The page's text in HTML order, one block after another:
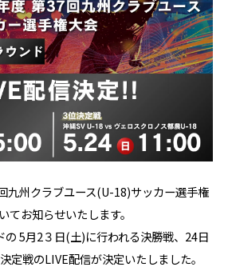
九州クラブユース(U-18)サッカー選手権
てお知らせいたします。
の 5月2３日(土)に行われる決勝戦、24日
定戦のLIVE配信が決定いたしました。